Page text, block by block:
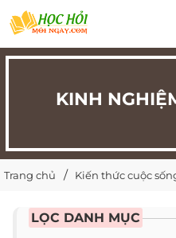
KINH
Trang chủ Kiến thức cuộc
LỌC DANH MỤC